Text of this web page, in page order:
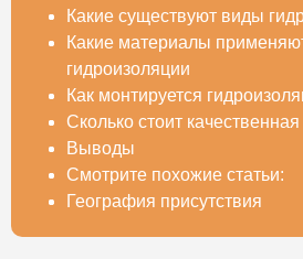
Какие существуют виды
Какие материалы
гидроизоляции
Как монтируется
Сколько стоит
Выводы
Смотрите похожие статьи:
География присутствия